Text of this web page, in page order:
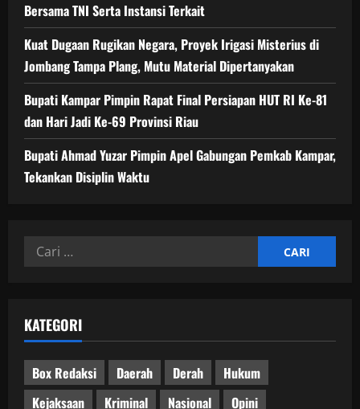
Bersama TNI Serta Instansi Terkait
Kuat Dugaan Rugikan Negara, ​Proyek Irigasi Misterius di
Jombang Tampa Plang, Mutu Material Dipertanyakan
Bupati Kampar Pimpin Rapat Final Persiapan HUT RI Ke-81
dan Hari Jadi Ke-69 Provinsi Riau
Bupati Ahmad Yuzar Pimpin Apel Gabungan Pemkab Kampar,
Tekankan Disiplin Waktu
Cari
KATEGORI
Box Redaksi Daerah Derah
Hukum
Kejaksaan
Kriminal Nasional Opini